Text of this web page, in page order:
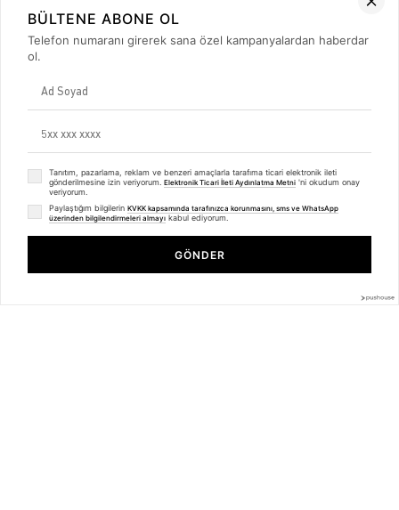
Müşteri Destek
Kargo & Teslimat
Whatsapp Müşteri Destek
Ön Bilgilendirme Formu
Kategoriler
BİZDEN HABERLER
BÜLTENE ABONE OL
Telefon numaranı girerek sana özel kampanyalardan haberdar
ol.
Tanıtım, pazarlama, reklam ve benzeri amaçlarla tarafıma ticari elektronik ileti
gönderilmesine izin veriyorum. Elektronik Ticari İleti Aydınlatma Metni 'ni okudum onay
veriyorum.
Paylaştığım bilgilerin KVKK kapsamında tarafınızca korunmasını, sms ve WhatsApp
üzerinden bilgilendirmeleri almayı kabul ediyorum.
GÖNDER